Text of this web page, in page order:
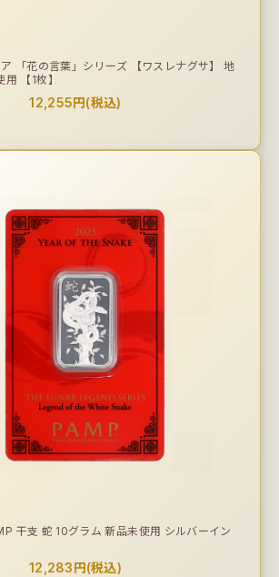
「花の言葉」シリーズ 【ワスレナグサ】 地
【1枚】
12,255円(税込)
干支 蛇 10グラム 新品未使用 シルバーイン
12,283円(税込)